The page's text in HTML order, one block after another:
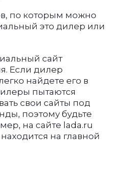
по которым можно
это дилер или
сайт
Если дилер
найдете его в
пытаются
свои сайты под
поэтому будьте
на сайте lada.ru
на главной